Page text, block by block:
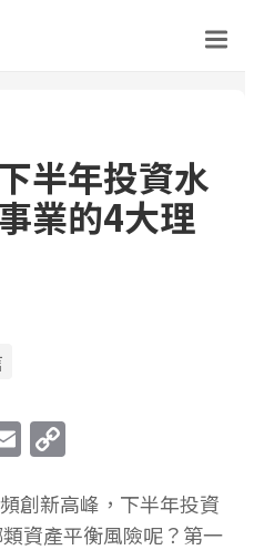
半年投資水
業的4大理
Email
創新高峰，下半年投資
資產平衡風險呢？第一